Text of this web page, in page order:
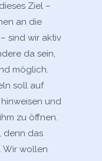
Ziel –
an die
sind wir aktiv
da sein,
möglich.
soll auf
und
zu öffnen.
denn das
Wir wollen